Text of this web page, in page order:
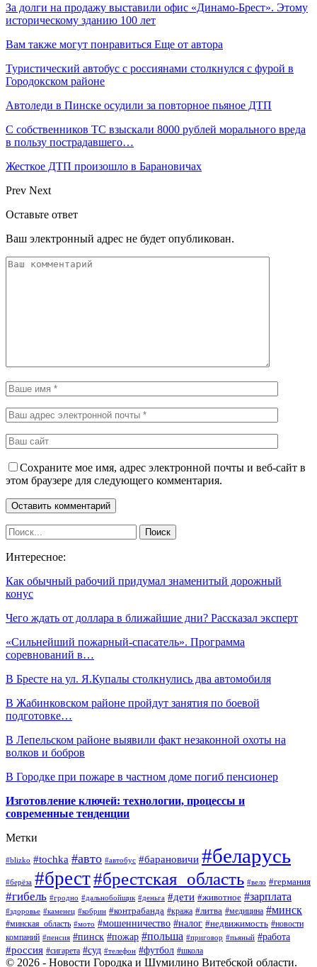
За долги на продажу выставили офис «Динамо-Брест». Этому
историческому зданию 100 лет
Вам также могут понравиться Еще от автора
Туристический автобус с россиянами столкнулся с фурой в
Городокском районе
Автоледи в Пинске осудили за повторное пьяное ДТП
С собственников ТС взыскали 8000 рублей морального вреда
в пользу пострадавшего…
Жесткое ДТП произошло в Барановичах
Prev Next
Оставьте ответ
Ваш электронный адрес не будет опубликован.
Сохраните мое имя, адрес электронной почты и веб-сайт в
этом браузере для следующего комментария.
Интересное:
Как обычный рабочий придумал знаменитый дорожный
конус
Чего ждать от доллара в ближайшие дни? Рассказал эксперт
«Сильнейший пожарный-спасатель». Программа
соревнований в…
В Бресте на ул. Я.Купалы столкнулись два автомобиля
В Жабинковском районе пройдут занятия по боевой
подготовке…
В Лепельском районе выявили факт незаконной охоты на
волков и бобров
В Городке при пожаре в частном доме погиб пенсионер
Изготовление ключей: технологии, процессы и
современные тенденции
Метки
#blizko #tochka #авто #автобус #барановичи #беларусь
#берёза #брест#брестская_область #вело #германия
#гибель #гродно #дальнобойщик #деньга #дети #животное #зарплата
#здоровье #каменец #кобрин #контрабанда #кража #литва #медицина #минск
#минская_область #мото #мошенничество #налог #недвижимость #новости
компаний #пенсия #пинск #пожар #польша #приговор #пьяный #работа
#россия #сигарета #суд #телефон #футбол #школа
© 2026 - Новости Городка и Шумилино Витебской области.